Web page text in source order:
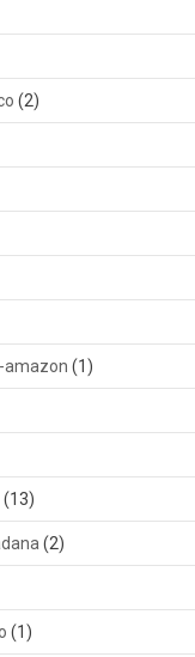
(2)
amazon (1)
(13)
(2)
(1)